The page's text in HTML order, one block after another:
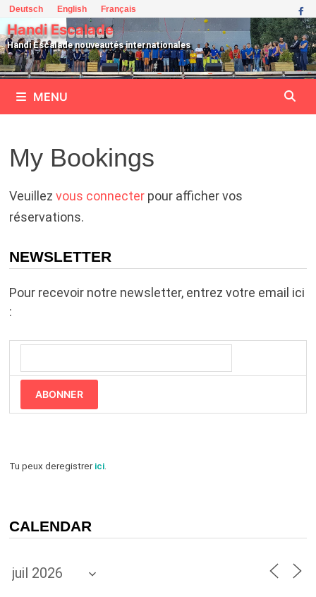
Passer
au
contenu
Deutsch English Français
Handi Escalade
Handi Escalade nouveautés internationales
MENU
My Bookings
Veuillez vous connecterpour afficher vos
réservations.
NEWSLETTER
Pour recevoir notre newsletter, entrez votre email ici
:
ABONNER
Tu peux deregistrerici.
CALENDAR